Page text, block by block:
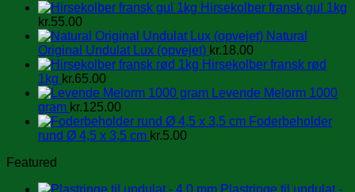
Hirsekolber fransk gul 1kg
kr.55.00
Natural
Original Undulat Lux (opvejet) kr.18.00
Hirsekolber fransk rød
1kg kr.65.00
Levende Melorm 1000
gram kr.125.00
Foderbeholder
rund Ø 4,5 x 3,5 cm kr.5.00
Featured